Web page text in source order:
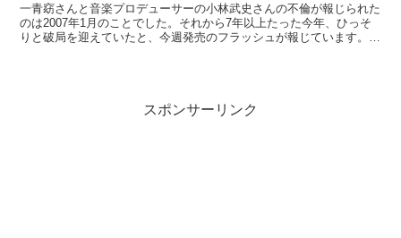
一青窈さんと音楽プロデューサーの小林武史さんの不倫が報じられた
のは2007年1月のことでした。それから7年以上たった今年、ひっそ
りと破局を迎えていたと、今週発売のフラッシュが報じています。
スポンサーリンク